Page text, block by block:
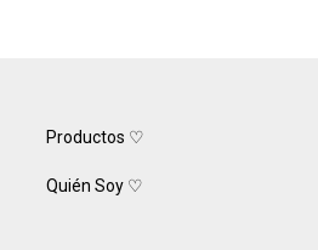
Productos ♡
Quién Soy ♡